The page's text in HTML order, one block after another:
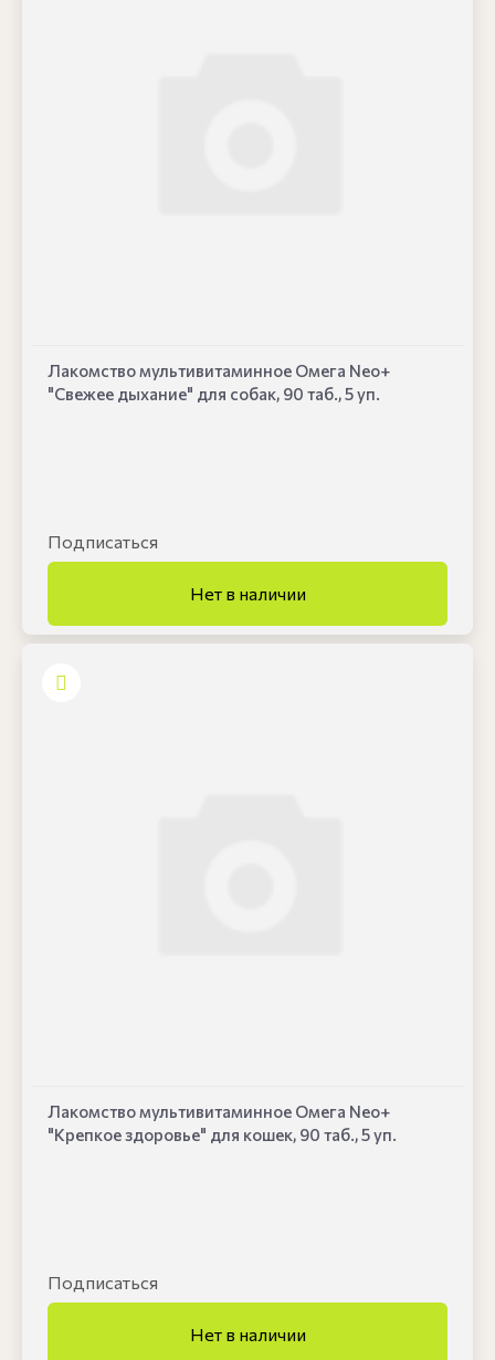
Лакомство мультивитаминное Омега Neo+
"Свежее дыхание" для собак, 90 таб., 5 уп.
Подписаться
Лакомство мультивитаминное Омега Neo+
"Крепкое здоровье" для кошек, 90 таб., 5 уп.
Подписаться